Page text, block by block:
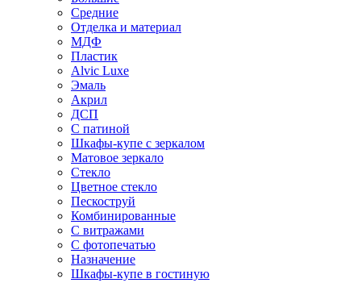
Средние
Отделка и материал
МДФ
Пластик
Alvic Luxe
Эмаль
Акрил
ДСП
С патиной
Шкафы-купе с зеркалом
Матовое зеркало
Стекло
Цветное стекло
Пескоструй
Комбинированные
С витражами
С фотопечатью
Назначение
Шкафы-купе в гостиную